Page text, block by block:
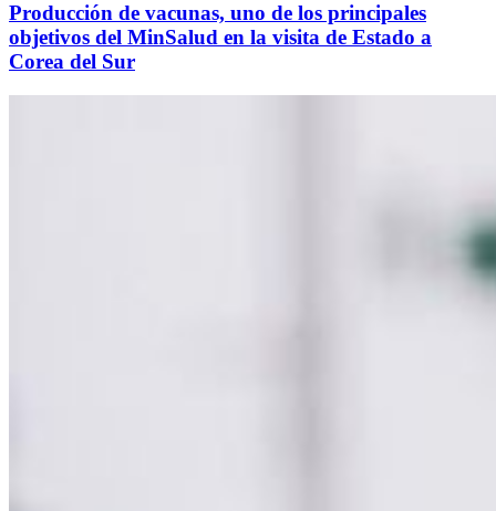
Producción de vacunas, uno de los principales
objetivos del MinSalud en la visita de Estado a
Corea del Sur